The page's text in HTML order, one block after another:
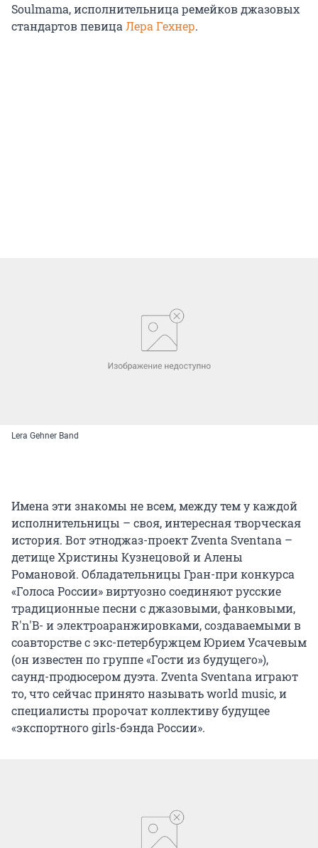
Soulmama, исполнительница ремейков джазовых
стандартов певица Лера Гехнер.
Lera Gehner Band
Имена эти знакомы не всем, между тем у каждой
исполнительницы – своя, интересная творческая
история. Вот этноджаз-проект Zventa Sventana –
детище Христины Кузнецовой и Алены
Романовой. Обладательницы Гран-при конкурса
«Голоса России» виртуозно соединяют русские
традиционные песни с джазовыми, фанковыми,
R'n'B- и электроаранжировками, создаваемыми в
соавторстве с экс-петербуржцем Юрием Усачевым
(он известен по группе «Гости из будущего»),
саунд-продюсером дуэта. Zventa Sventana играют
то, что сейчас принято называть world music, и
специалисты пророчат коллективу будущее
«экспортного girls-бэнда России».